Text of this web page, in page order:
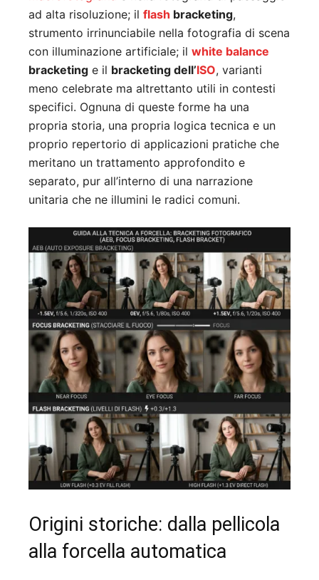
ad alta risoluzione; il flash bracketing,
strumento irrinunciabile nella fotografia di scena
con illuminazione artificiale; il white balance
bracketing e il bracketing dell’ISO, varianti
meno celebrate ma altrettanto utili in contesti
specifici. Ognuna di queste forme ha una
propria storia, una propria logica tecnica e un
proprio repertorio di applicazioni pratiche che
meritano un trattamento approfondito e
separato, pur all’interno di una narrazione
unitaria che ne illumini le radici comuni.
Origini storiche: dalla pellicola
alla forcella automatica